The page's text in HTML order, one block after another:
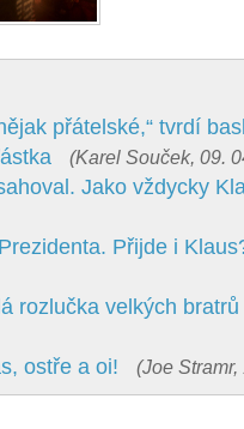
přátelské,“ tvrdí
(Karel Souček, 09.
Jako vždycky
Přijde i
rozlučka velkých bratrů
ostře a oi! (Joe